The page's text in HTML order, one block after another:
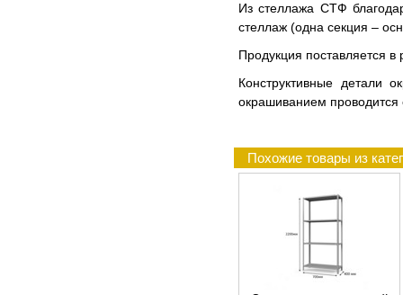
Из стеллажа СТФ
стеллаж (одна секция –
Продукция поставляется в
Конструктивные детали
окрашиванием проводится
Похожие товары из